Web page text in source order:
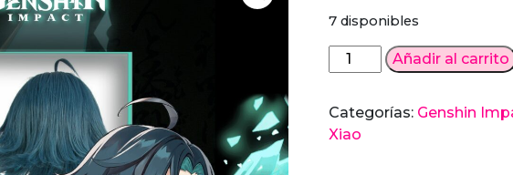
7 disponibles
Peluca
Xiao
Impact
cantidad
Añadir al carrito
Categorías: Genshin
Xiao